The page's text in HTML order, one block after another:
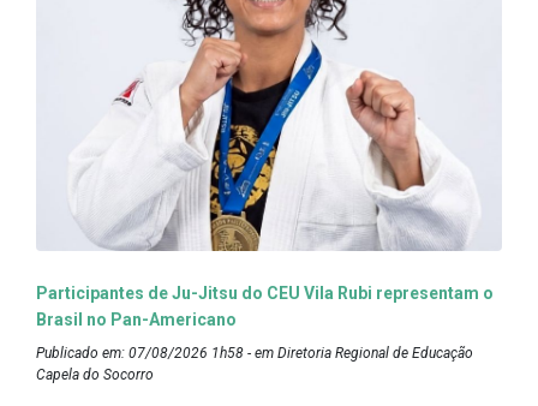
Participantes de Ju-Jitsu do CEU Vila Rubi representam o
Brasil no Pan-Americano
Publicado em: 07/08/2026 1h58 - em Diretoria Regional de Educação
Capela do Socorro